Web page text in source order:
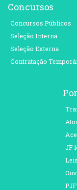
Concursos
Concursos Públicos
Seleção Interna
Seleção Externa
Contratação
JF